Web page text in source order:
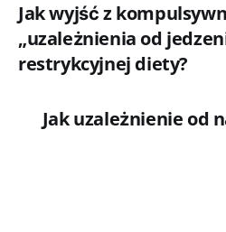
Jak wyjść z
„uzależnienia od
restrykcyjnej diety?
Jak uzależnienie od